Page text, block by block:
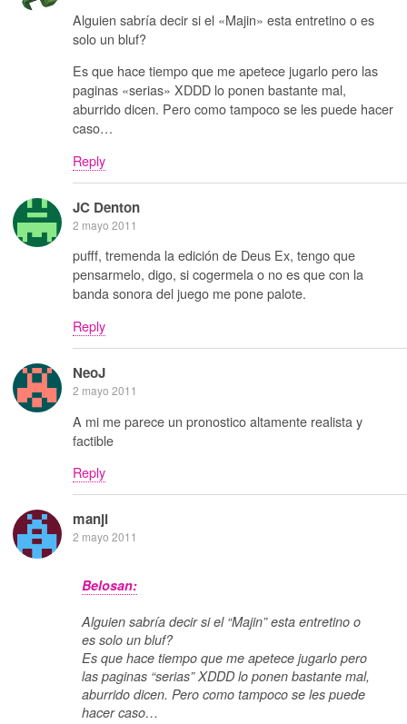
Alguien sabría decir si el «Majin» esta entretino o es
solo un bluf?
Es que hace tiempo que me apetece jugarlo pero las
paginas «serias» XDDD lo ponen bastante mal,
aburrido dicen. Pero como tampoco se les puede hacer
caso…
Reply
JC Denton
2 mayo 2011
pufff, tremenda la edición de Deus Ex, tengo que
pensarmelo, digo, si cogermela o no es que con la
banda sonora del juego me pone palote.
Reply
NeoJ
2 mayo 2011
A mi me parece un pronostico altamente realista y
factible
Reply
manji
2 mayo 2011
Belosan:
Alguien sabría decir si el “Majin” esta entretino o
es solo un bluf?
Es que hace tiempo que me apetece jugarlo pero
las paginas “serias” XDDD lo ponen bastante mal,
aburrido dicen. Pero como tampoco se les puede
hacer caso…